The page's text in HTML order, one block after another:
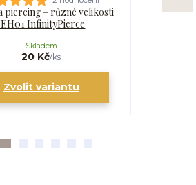
piercing – různé velikosti
InfinityPierce
20 Kč/ks
Skladem
Zvolit variantu